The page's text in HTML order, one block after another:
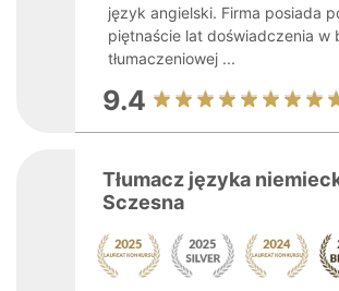
język angielski. Firma posiada
piętnaście lat doświadczenia w
tłumaczeniowej ...
9.4
Tłumacz języka
Sczesna